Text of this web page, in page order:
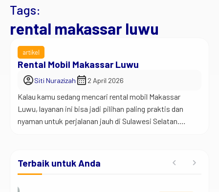
Tags:
rental makassar luwu
artikel
Rental Mobil Makassar Luwu
account_circleSiti Nurazizah calendar_month 2 April 2026
Kalau kamu sedang mencari rental mobil Makassar
Luwu, layanan ini bisa jadi pilihan paling praktis dan
nyaman untuk perjalanan jauh di Sulawesi Selatan.
perjalanan terasa lebih ringan, praktis, dan tidak bikin
capek. Jadi begini… perjalanan dari Makassar ke Luwu
Terbaik untuk Anda